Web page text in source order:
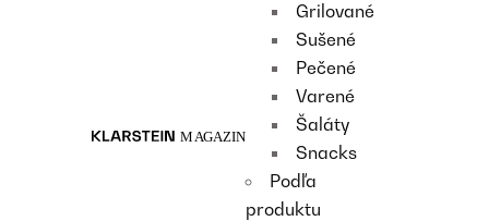
Grilované
Sušené
Pečené
Varené
Šaláty
Snacks
Podľa
produktu